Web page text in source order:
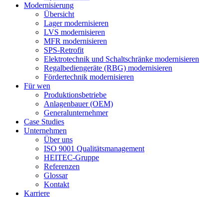
Modernisierung
Übersicht
Lager modernisieren
LVS modernisieren
MFR modernisieren
SPS-Retrofit
Elektrotechnik und Schaltschränke modernisieren
Regalbediengeräte (RBG) modernisieren
Fördertechnik modernisieren
Für wen
Produktionsbetriebe
Anlagenbauer (OEM)
Generalunternehmer
Case Studies
Unternehmen
Über uns
ISO 9001 Qualitätsmanagement
HEITEC-Gruppe
Referenzen
Glossar
Kontakt
Karriere